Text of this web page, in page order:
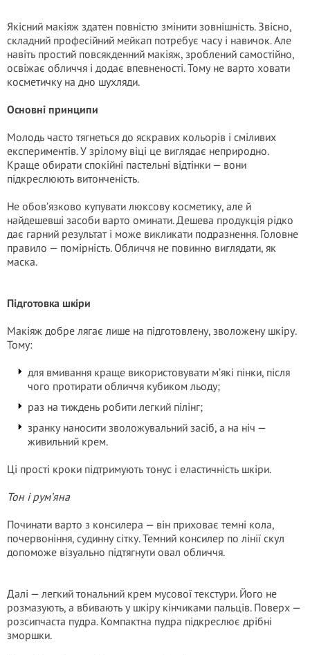
Якісний макіяж здатен повністю змінити зовнішність. Звісно,
складний професійний мейкап потребує часу і навичок. Але
навіть простий повсякденний макіяж, зроблений самостійно,
освіжає обличчя і додає впевненості. Тому не варто ховати
косметичку на дно шухляди.
Основні принципи
Молодь часто тягнеться до яскравих кольорів і сміливих
експериментів. У зрілому віці це виглядає неприродно.
Краще обирати спокійні пастельні відтінки — вони
підкреслюють витонченість.
Не обов’язково купувати люксову косметику, але й
найдешевші засоби варто оминати. Дешева продукція рідко
дає гарний результат і може викликати подразнення. Головне
правило — помірність. Обличчя не повинно виглядати, як
маска.
Підготовка шкіри
Макіяж добре лягає лише на підготовлену, зволожену шкіру.
Тому:
для вмивання краще використовувати м’які пінки, після
чого протирати обличчя кубиком льоду;
раз на тиждень робити легкий пілінг;
зранку наносити зволожувальний засіб, а на ніч —
живильний крем.
Ці прості кроки підтримують тонус і еластичність шкіри.
Тон і рум’яна
Починати варто з консилера — він приховає темні кола,
почервоніння, судинну сітку. Темний консилер по лінії скул
допоможе візуально підтягнути овал обличчя.
Далі — легкий тональний крем мусової текстури. Його не
розмазують, а вбивають у шкіру кінчиками пальців. Поверх —
розсипчаста пудра. Компактна пудра підкреслює дрібні
зморшки.